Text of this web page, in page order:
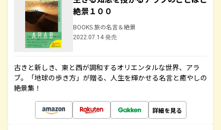
絶景１００
BOOKS 旅の名言＆絶景
2022.07.14 発売
古きと新しき、東と西が調和するオリエンタルな世界、アラ
ブ。「地球の歩き方」が贈る、人生を輝かせる名言と癒やしの
絶景集！
詳細を見る